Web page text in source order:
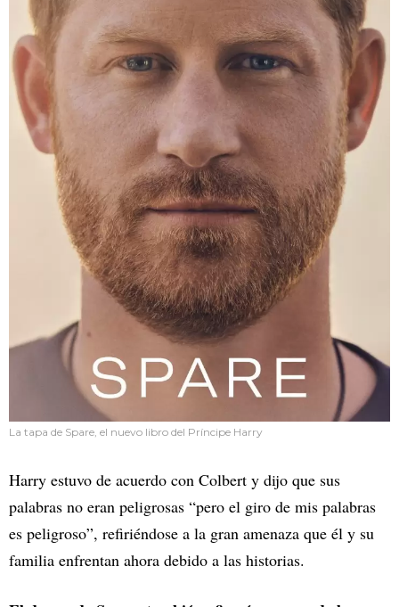
La tapa de Spare, el nuevo libro del Príncipe Harry
Harry estuvo de acuerdo con Colbert y dijo que sus
palabras no eran peligrosas “pero el giro de mis palabras
es peligroso”, refiriéndose a la gran amenaza que él y su
familia enfrentan ahora debido a las historias.